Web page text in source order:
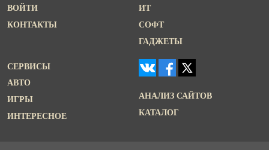
ВОЙТИ
КОНТАКТЫ
ИТ
СОФТ
ГАДЖЕТЫ
СЕРВИСЫ
АВТО
ИГРЫ
ИНТЕРЕСНОЕ
АНАЛИЗ САЙТОВ
КАТАЛОГ